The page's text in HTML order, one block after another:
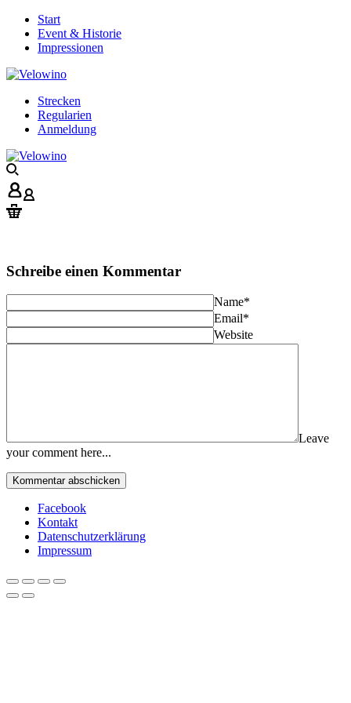
Start
Event & Historie
Impressionen
Strecken
Regularien
Anmeldung
Schreibe einen Kommentar
Name*
Email*
Website
Leave
your comment here...
Facebook
Kontakt
Datenschutzerklärung
Impressum